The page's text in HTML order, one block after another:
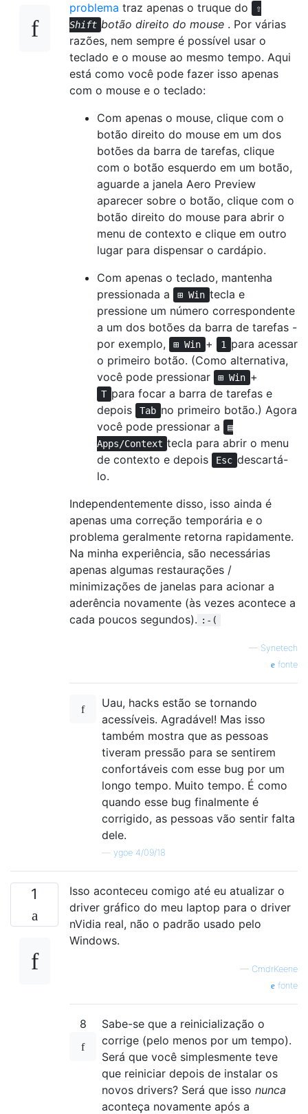
problema traz apenas o truque do
⇧
Shift botão direito do mouse . Por várias
razões, nem sempre é possível usar o
teclado e o mouse ao mesmo tempo. Aqui
está como você pode fazer isso apenas
com o mouse e o teclado:
Com apenas o mouse, clique com o
botão direito do mouse em um dos
botões da barra de tarefas, clique
com o botão esquerdo em um botão,
aguarde a janela Aero Preview
aparecer sobre o botão, clique com o
botão direito do mouse para abrir o
menu de contexto e clique em outro
lugar para dispensar o cardápio.
Com apenas o teclado, mantenha
pressionada a
⊞ Win tecla e
pressione um número correspondente
a um dos botões da barra de tarefas -
por exemplo,
⊞ Win + 1
para acessar
o primeiro botão. (Como alternativa,
você pode pressionar
⊞ Win +
T para focar a barra de tarefas e
depois
Tab no primeiro botão.) Agora
você pode pressionar a
▤
Apps/Context tecla para abrir o menu
de contexto e depois
Esc descartá-
lo.
Independentemente disso, isso ainda é
apenas uma correção temporária e o
problema geralmente retorna rapidamente.
Na minha experiência, são necessárias
apenas algumas restaurações /
minimizações de janelas para acionar a
aderência novamente (às vezes acontece a
cada poucos segundos). :-(
— Synetech
fonte
Uau, hacks estão se tornando
acessíveis. Agradável! Mas isso
também mostra que as pessoas
tiveram pressão para se sentirem
confortáveis ​​com esse bug por um
longo tempo. Muito tempo. É como
quando esse bug finalmente é
corrigido, as pessoas vão sentir falta
dele.
ygoe 4/09/18
1
Isso aconteceu comigo até eu atualizar o
driver gráfico do meu laptop para o driver
nVidia real, não o padrão usado pelo
Windows.
— CmdrKeene
fonte
8
Sabe-se que a reinicialização o
corrige (pelo menos por um tempo).
Será que você simplesmente teve
que reiniciar depois de instalar os
novos drivers? Será que isso nunca
aconteça novamente após a